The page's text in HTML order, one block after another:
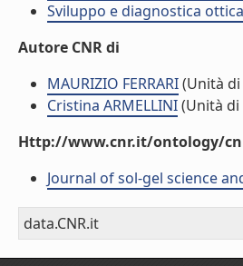
Sviluppo e diagnostica
Autore CNR di
MAURIZIO FERRARI(Unità
Cristina ARMELLINI(Unità
Http://www.cnr.it/ontology/
Journal of sol-gel science
data.CNR.it